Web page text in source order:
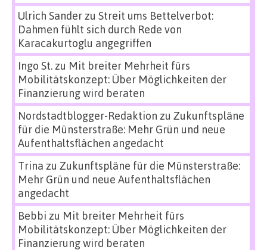
Ulrich Sanderzu Streit ums Bettelverbot:
Dahmen fühlt sich durch Rede von
Karacakurtoglu angegriffen
Ingo St.zu Mit breiter Mehrheit fürs
Mobilitätskonzept: Über Möglichkeiten der
Finanzierung wird beraten
Nordstadtblogger-Redaktion zu Zukunftspläne
für die Münsterstraße: Mehr Grün und neue
Aufenthaltsflächen angedacht
Trina zu Zukunftspläne für die Münsterstraße:
Mehr Grün und neue Aufenthaltsflächen
angedacht
Bebbi zu Mit breiter Mehrheit fürs
Mobilitätskonzept: Über Möglichkeiten der
Finanzierung wird beraten